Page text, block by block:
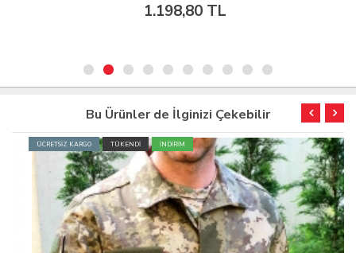
1.198,80 TL
Bu Ürünler de İlginizi Çekebilir
ÜCRETSİZ KARGO TÜKENDİ İNDİRİM